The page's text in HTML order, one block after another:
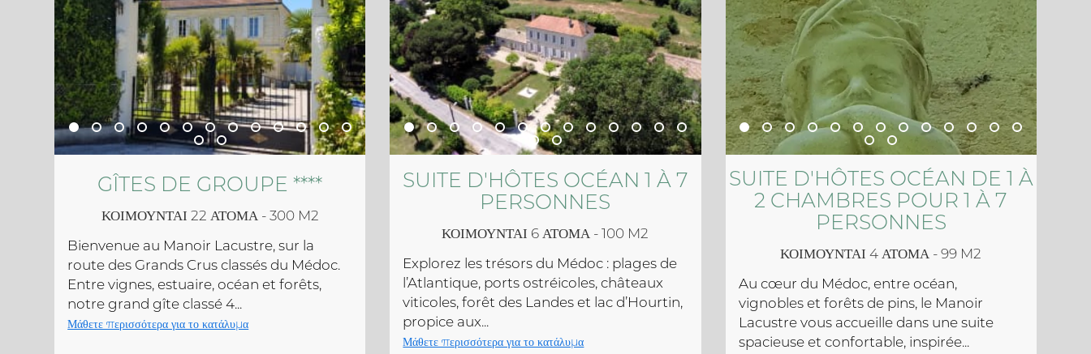
GÎTES DE GROUPE ****
ΚΟΙΜΟΎΝΤΑΙ 22 ΆΤΟΜΑ - 300 M2
Bienvenue au Manoir Lacustre, sur la
route des Grands Crus classés du Médoc.
Entre vignes, estuaire, océan et forêts,
notre grand gîte classé 4...
Μάθετε περισσότερα για το κατάλυμα
SUITE D'HÔTES OCÉAN 1 À 7
PERSONNES
ΚΟΙΜΟΎΝΤΑΙ 6 ΆΤΟΜΑ - 100 M2
Explorez les trésors du Médoc : plages de
l’Atlantique, ports ostréicoles, châteaux
viticoles, forêt des Landes et lac d’Hourtin,
propice aux...
Μάθετε περισσότερα για το κατάλυμα
SUITE D'HÔTES OCÉAN DE 1 À
2 CHAMBRES POUR 1 À 7
PERSONNES
ΚΟΙΜΟΎΝΤΑΙ 4 ΆΤΟΜΑ - 99 M2
Au cœur du Médoc, entre océan,
vignobles et forêts de pins, le Manoir
Lacustre vous accueille dans une suite
spacieuse et confortable, inspirée...